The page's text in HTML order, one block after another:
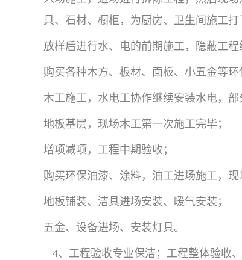
具、石材、橱柜，为厨房、卫生间施工打
放样后进行水、电的前期施工，隐蔽工
购买各种木方、板材、面板、小五金等环
木工施工，水电工协作继续安装水电，部
地板基层，现场木工第一次施工完毕；
增项减项，工程中期验收；
购买环保油漆、涂料，油工进场施工，现
地板铺装、洁具进场安装、暖气安装；
五金、设备进场、安装灯具。
4、工程验收专业保洁；工程整体验收